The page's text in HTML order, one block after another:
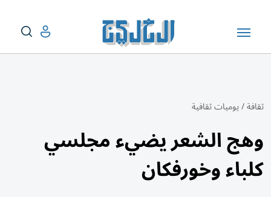
ثقافة/يوميات ثقافية
وهج الشعر يضيء مجلسي
كلباء وخورفكان